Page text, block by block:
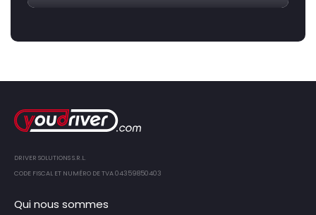
DRIVER SOLUTIONS S.R.L.
CODE FISCAL ET NUMÉRO DE TVA 04359850403
Qui nous sommes